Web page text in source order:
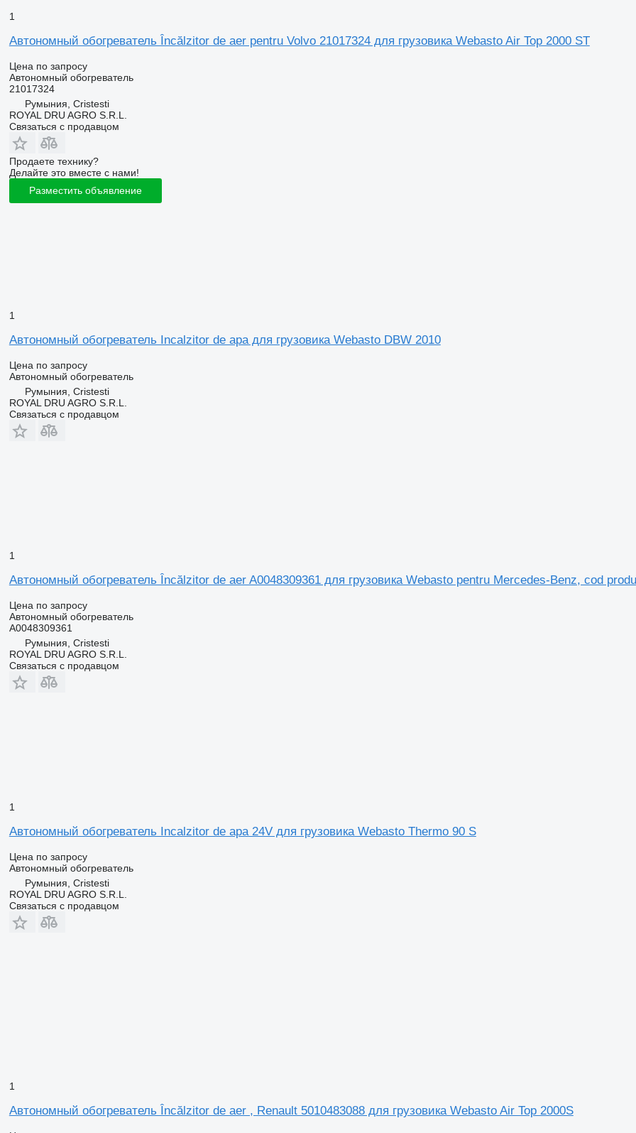
1
Автономный обогреватель Încălzitor de aer pentru Volvo 21017324 для грузовика Webasto Air Top 2000 ST
Цена по запросу
Автономный обогреватель
21017324
Румыния, Cristesti
ROYAL DRU AGRO S.R.L.
Связаться с продавцом
Продаете технику?
Делайте это вместе с нами!
Разместить объявление
1
Автономный обогреватель Incalzitor de apa для грузовика Webasto DBW 2010
Цена по запросу
Автономный обогреватель
Румыния, Cristesti
ROYAL DRU AGRO S.R.L.
Связаться с продавцом
1
Автономный обогреватель Încălzitor de aer A0048309361 для грузовика Webasto pentru Mercedes-Benz, cod
Цена по запросу
Автономный обогреватель
A0048309361
Румыния, Cristesti
ROYAL DRU AGRO S.R.L.
Связаться с продавцом
1
Автономный обогреватель Incalzitor de apa 24V для грузовика Webasto Thermo 90 S
Цена по запросу
Автономный обогреватель
Румыния, Cristesti
ROYAL DRU AGRO S.R.L.
Связаться с продавцом
1
Автономный обогреватель Încălzitor de aer , Renault 5010483088 для грузовика Webasto Air Top 2000S